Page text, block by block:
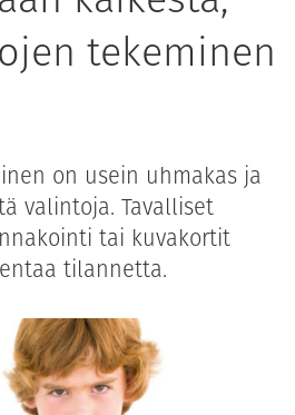
tekeminen
on usein uhmakas ja
valintoja. Tavalliset
tai kuvakortit
tilannetta.